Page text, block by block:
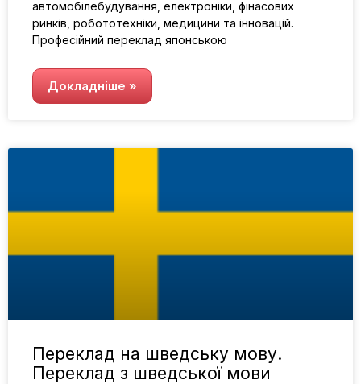
автомобілебудування, електроніки, фінасових
ринків, робототехніки, медицини та інновацій.
Професійний переклад японською
Докладніше »
Переклад на шведську мову.
Переклад з шведської мови